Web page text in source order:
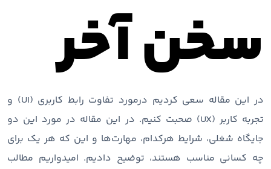
سخن آخر
در این مقاله سعی کردیم درمورد تفاوت رابط کاربری (UI) و
تجربه کاربر (UX) صحبت کنیم. در این مقاله در مورد این دو
جایگاه شغلی، شرایط هرکدام، مهارت‌ها و این که هر یک برای
چه کسانی مناسب هستند، توضیح دادیم. امیدواریم مطالب